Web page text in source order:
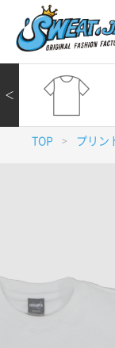
＜
TOP > プリン